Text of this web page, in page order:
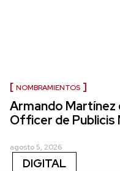
NOMBRAMIENTOS
Armando Martínez
Officer de Publicis
agosto 5, 2026
DIGITAL